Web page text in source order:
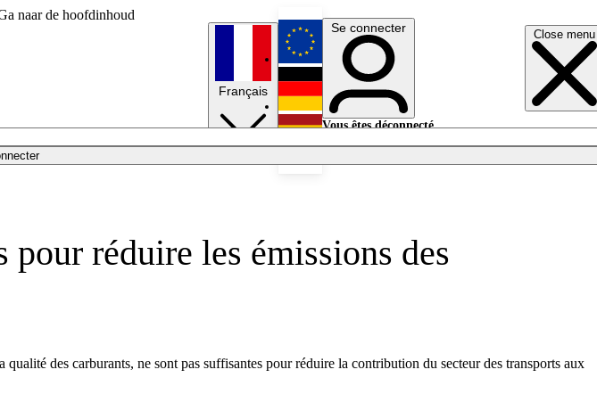
naar de hoofdinhoud
Close menu
Français
English
Deutsch
Se connecter
Vous êtes déconnecté.
réduire les émissions des
des carburants, ne sont pas suffisantes pour réduire la contribution du secteur des transports aux